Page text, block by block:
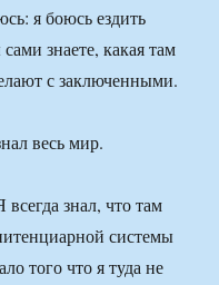
я боюсь ездить
знаете, какая там
с заключенными.
весь мир.
знал, что там
системы
того что я туда не